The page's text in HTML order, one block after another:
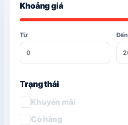
Khoảng giá
Từ Đến
Trạng thái
Khuyến mãi
Có hàng